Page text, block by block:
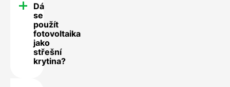
Dá
se
použít
fotovoltaika
jako
střešní
krytina?